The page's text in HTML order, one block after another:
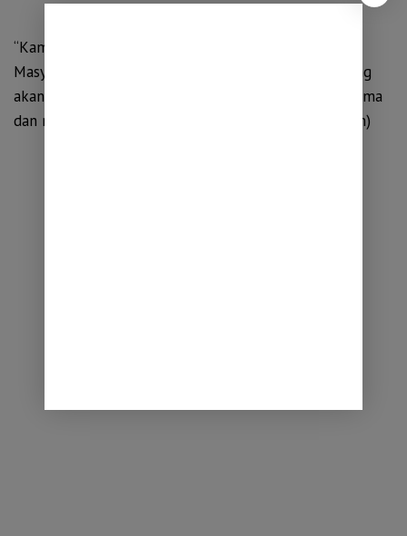
“Kami akan selalu bekerja sama dengan pemerintah.
Masyarakat Minang dan Pemerintah Provinsi Lampung
akan terus bersinergi untuk membangun usaha bersama
dan memajukan Lampung ke depan,” katanya. (Adpim)